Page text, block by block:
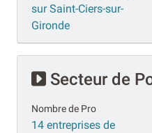
sur Saint-Ciers-sur-
Gironde
Secteur de
Nombre de Pro
14 entreprises de